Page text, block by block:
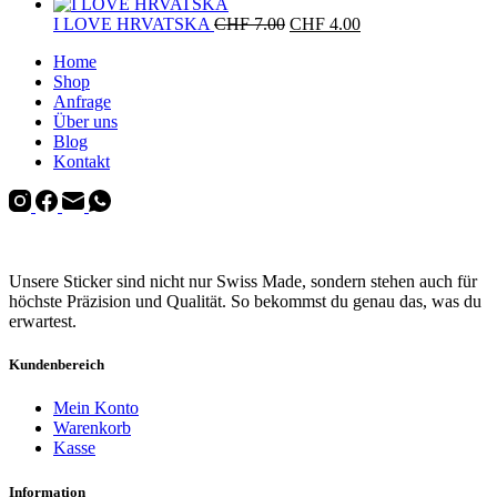
war:
ist:
I LOVE HRVATSKA CHF7.00 Ursprünglicher
CHF 4.00Aktueller
Home
Shop
Anfrage
Über uns
Blog
Kontakt
Unsere Sticker sind nicht nur Swiss Made, sondern stehen auch für
höchste Präzision und Qualität. So bekommst du genau das, was du
erwartest.
Kundenbereich
Mein Konto
Warenkorb
Kasse
Information